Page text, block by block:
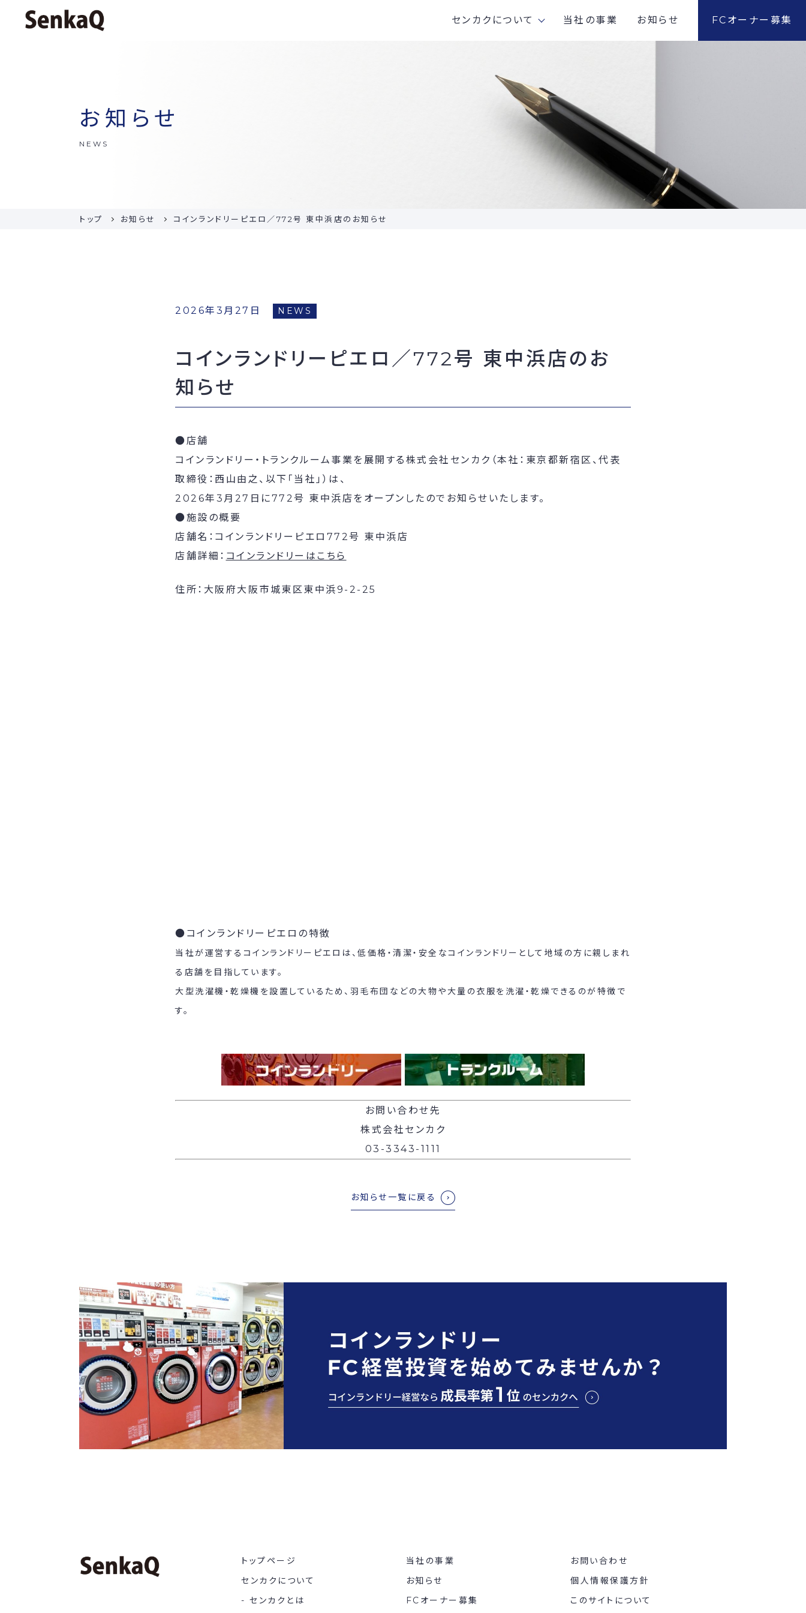
センカクについて 当社の事業 お知らせ FCオーナー募集
お知らせ
NEWS
トップ お知らせ コインランドリーピエロ／772号 東中浜店のお知らせ
2026年3月27日 NEWS
コインランドリーピエロ／772号 東中浜店のお
知らせ
●店舗
コインランドリー・トランクルーム事業を展開する株式会社センカク（本社：東京都新宿区、代表
取締役：西山由之、以下「当社」）は、
2026年3月27日に772号 東中浜店をオープンしたのでお知らせいたします。
●施設の概要
店舗名：コインランドリーピエロ772号 東中浜店
店舗詳細： コインランドリーはこちら
住所：大阪府大阪市城東区東中浜9-2-25
●コインランドリーピエロの特徴
当社が運営するコインランドリーピエロは、低価格・清潔・安全なコインランドリーとして地域の方に親しまれ
る店舗を目指しています。
大型洗濯機・乾燥機を設置しているため、羽毛布団などの大物や大量の衣服を洗濯・乾燥できるのが特徴で
す。
お問い合わせ先
株式会社センカク
03-3343-1111
お知らせ一覧に戻る
トップページ
センカクについて
センカクとは
当社の事業
お知らせ
FCオーナー募集
お問い合わせ
個人情報保護方針
このサイトについて